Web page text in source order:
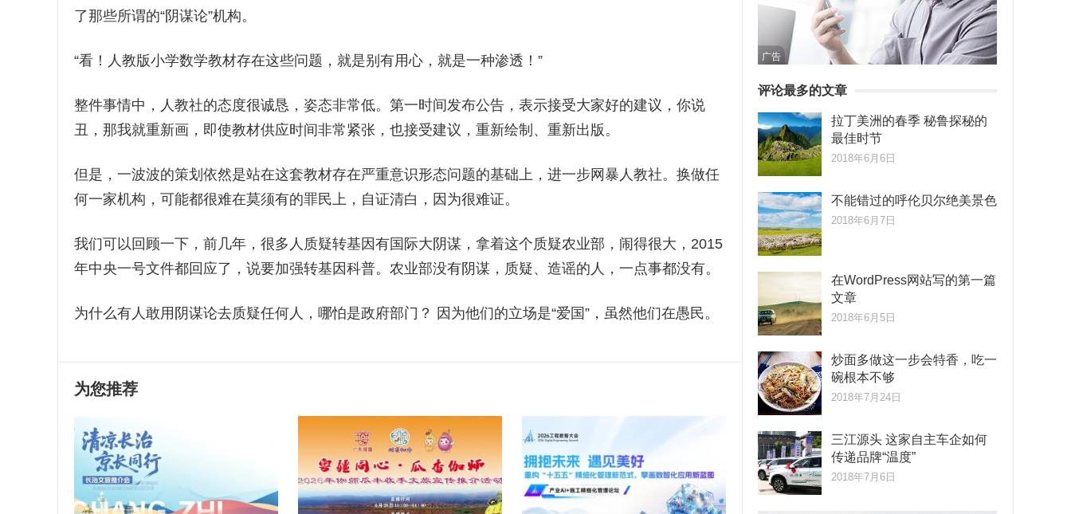
了那些所谓的“阴谋论”机构。
“看！人教版小学数学教材存在这些问题，就是别有用心，就是一种渗透！”
整件事情中，人教社的态度很诚恳，姿态非常低。第一时间发布公告，表示接受大家好的建议，你说
丑，那我就重新画，即使教材供应时间非常紧张，也接受建议，重新绘制、重新出版。
但是，一波波的策划依然是站在这套教材存在严重意识形态问题的基础上，进一步网暴人教社。换做任
何一家机构，可能都很难在莫须有的罪民上，自证清白，因为很难证。
我们可以回顾一下，前几年，很多人质疑转基因有国际大阴谋，拿着这个质疑农业部，闹得很大，2015
年中央一号文件都回应了，说要加强转基因科普。农业部没有阴谋，质疑、造谣的人，一点事都没有。
为什么有人敢用阴谋论去质疑任何人，哪怕是政府部门？ 因为他们的立场是“爱国”，虽然他们在愚民。
为您推荐
广告
评论最多的文章
拉丁美洲的春季 秘鲁探秘的
最佳时节
2018年6月6日
不能错过的呼伦贝尔绝美景色
2018年6月7日
在WordPress网站写的第一篇
文章
2018年6月5日
炒面多做这一步会特香，吃一
碗根本不够
2018年7月24日
三江源头 这家自主车企如何
传递品牌“温度”
2018年7月6日